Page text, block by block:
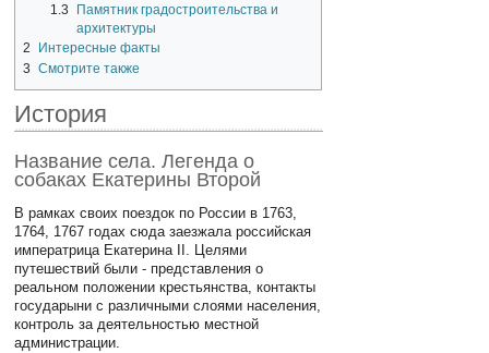
1.3
Памятник градостроительства и
архитектуры
2
Интересные факты
3
Смотрите также
История
Название села. Легенда о
собаках Екатерины Второй
В рамках своих поездок по России в 1763,
1764, 1767 годах сюда заезжала российская
императрица Екатерина II. Целями
путешествий были - представления о
реальном положении крестьянства, контакты
государыни с различными слоями населения,
контроль за деятельностью местной
администрации.